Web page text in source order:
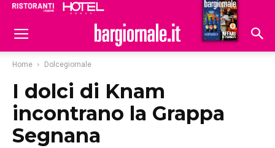
Hoteldomani
Home Dolcegiornale
I dolci di Knam
incontrano la Grappa
Segnana